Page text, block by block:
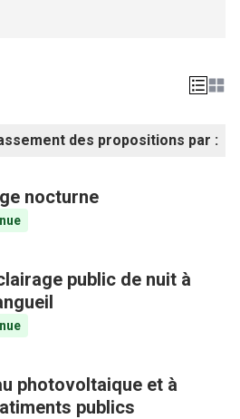
des propositions par :
nocturne
public de nuit à
photovoltaique et à
publics